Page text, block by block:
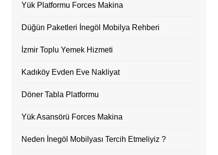
Yük Platformu Forces Makina
Düğün Paketleri İnegöl Mobilya Rehberi
İzmir Toplu Yemek Hizmeti
Kadıköy Evden Eve Nakliyat
Döner Tabla Platformu
Yük Asansörü Forces Makina
Neden İnegöl Mobilyası Tercih Etmeliyiz ?